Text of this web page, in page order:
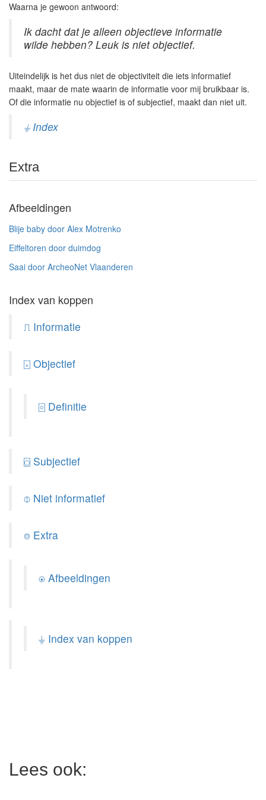
Waarna je gewoon antwoord:
Ik dacht dat je alleen objectieve informatie
wilde hebben? Leuk is niet objectief.
Uiteindelijk is het dus niet de objectiviteit die iets informatief
maakt, maar de mate waarin de informatie voor mij bruikbaar is.
Of die informatie nu objectief is of subjectief, maakt dan niet uit.
⏚ Index
Extra
Afbeeldingen
Blije baby door Alex Motrenko
Eiffeltoren door duimdog
Saai door ArcheoNet Vlaanderen
Index van koppen
⎍ Informatie
⌺ Objectief
⌻ Definitie
⌼ Subjectief
⌽ Niet informatief
⌾ Extra
⍟ Afbeeldingen
⏚ Index van koppen
Lees ook: